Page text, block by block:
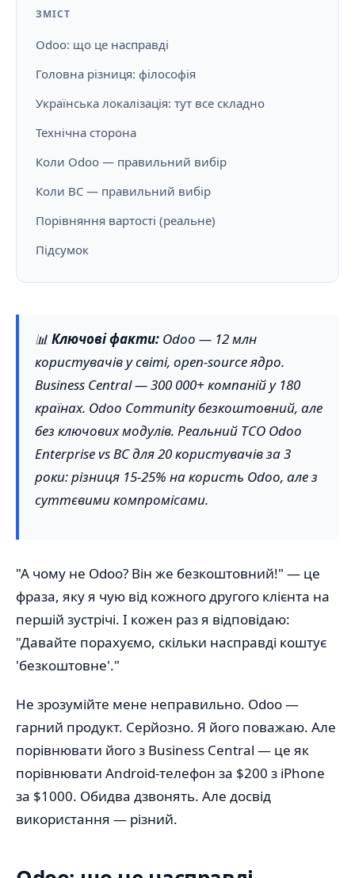
ЗМІСТ
Odoo: що це насправді
Головна різниця: філософія
Українська локалізація: тут все складно
Технічна сторона
Коли Odoo — правильний вибір
Коли BC — правильний вибір
Порівняння вартості (реальне)
Підсумок
📊 Ключові факти: Odoo — 12 млн
користувачів у світі, open-source ядро.
Business Central — 300 000+ компаній у 180
країнах. Odoo Community безкоштовний, але
без ключових модулів. Реальний TCO Odoo
Enterprise vs BC для 20 користувачів за 3
роки: різниця 15-25% на користь Odoo, але з
суттєвими компромісами.
"А чому не Odoo? Він же безкоштовний!" — це
фраза, яку я чую від кожного другого клієнта на
першій зустрічі. І кожен раз я відповідаю:
"Давайте порахуємо, скільки насправді коштує
'безкоштовне'."
Не зрозумійте мене неправильно. Odoo —
гарний продукт. Серйозно. Я його поважаю. Але
порівнювати його з Business Central — це як
порівнювати Android-телефон за $200 з iPhone
за $1000. Обидва дзвонять. Але досвід
використання — різний.